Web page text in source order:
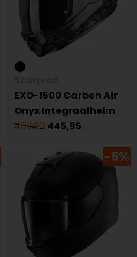
EXO-1500 Carbon Air
Onyx Integraalhelm
469,90 445,95
-5%